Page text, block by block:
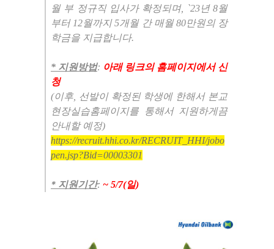
월 부 정규직 입사가 확정되며,
`23년 8월
부터 12월까지 5개월 간 매월 80만원의 장
학금을 지급합니다.
* 지원방법: 아래 링크의 홈페이지에서 신
청
(이후, 선발이 확정된 학생에 한해서 본교
현장실습홈페이지를 통해서 지원하게끔
안내할 예정)
https://recruit.hhi.co.kr/RECRUIT_HHI/jobo
pen.jsp?Bid=00003301
* 지원기간: ~ 5/7(일)